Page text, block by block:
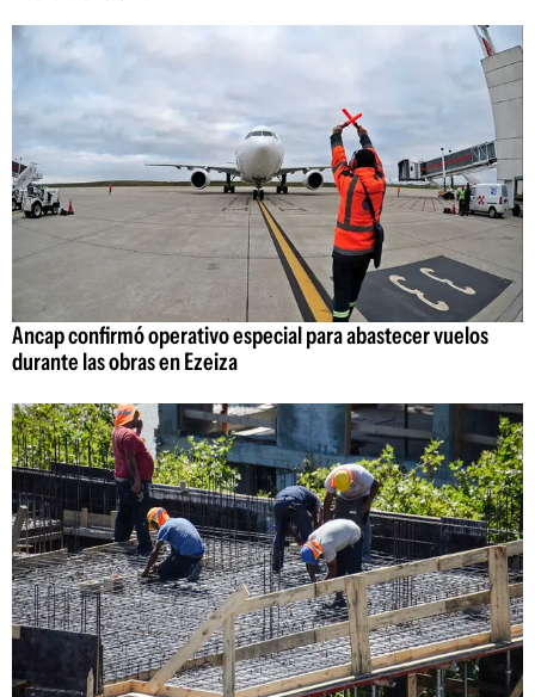
Ancap confirmó operativo especial para abastecer vuelos
durante las obras en Ezeiza